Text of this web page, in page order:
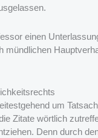
einen
um
Zitate wörtlich
Denn durch